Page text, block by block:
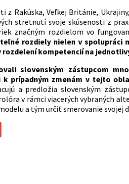
z Rakúska, Veľkej Británie,
stretnutí svoje skúsenosti z
značným rozdielom vo
rozdiely nielen v spolupráci
rozdelení kompetencií na
slovenským zástupcom
k prípadným zmenám v tejto
a predložia slovenským
v rámci viacerých vybraných
a tým určiť smerovanie svojej
Gmail